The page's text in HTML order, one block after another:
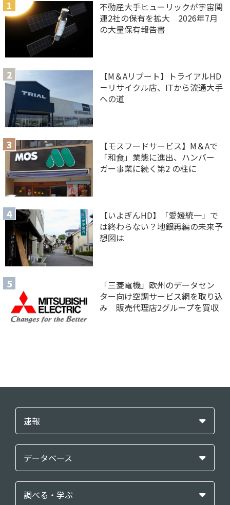
不動産大手ヒューリックが宇宙関
連2社の保有を拡大 2026年7月
の大量保有報告書
【M＆Aリブート】トライアルHD
－リサイクル店、ITから流通大手
への道
【モスフードサービス】M＆Aで
「和食」業態に進出、ハンバー
ガー事業に続く第2 の柱に
【いよぎんHD】「愛媛統一」で
は終わらない？地銀再編の未来予
想図は
「三菱電機」欧州のデータセン
ター向け空調サービス網を取り込
み 販売代理店2グループを買収
速報
データベース
調べる・学ぶ